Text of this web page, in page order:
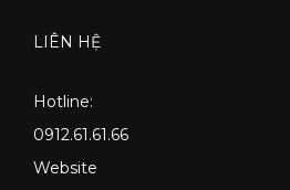
LIÊN HỆ
Hotline:
0912.61.61.66
Website